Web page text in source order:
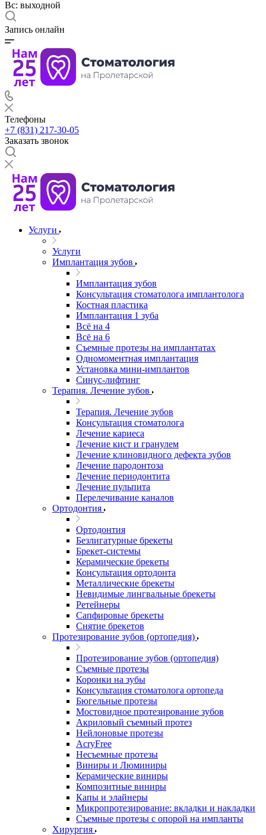
Вс: выходной
Запись онлайн
Телефоны
+7 (831) 217-30-05
Заказать звонок
Услуги
Услуги
Имплантация зубов
Имплантация зубов
Консультация стоматолога имплантолога
Костная пластика
Имплантация 1 зуба
Всё на 4
Всё на 6
Съемные протезы на имплантатах
Одномоментная имплантация
Установка мини-имплантов
Синус-лифтинг
Терапия. Лечение зубов
Терапия. Лечение зубов
Консультация стоматолога
Лечение кариеса
Лечение кист и гранулем
Лечение клиновидного дефекта зубов
Лечение пародонтоза
Лечение периодонтита
Лечение пульпита
Перелечивание каналов
Ортодонтия
Ортодонтия
Безлигатурные брекеты
Брекет-системы
Керамические брекеты
Консультация ортодонта
Металлические брекеты
Невидимые лингвальные брекеты
Ретейнеры
Сапфировые брекеты
Снятие брекетов
Протезирование зубов (ортопедия)
Протезирование зубов (ортопедия)
Съемные протезы
Коронки на зубы
Консультация стоматолога ортопеда
Бюгельные протезы
Мостовидное протезирование зубов
Акриловый съемный протез
Нейлоновые протезы
AcryFree
Несъемные протезы
Виниры и Люминиры
Керамические виниры
Композитные виниры
Капы и элайнеры
Микропротезирование: вкладки и накладки
Съемные протезы с опорой на импланты
Хирургия